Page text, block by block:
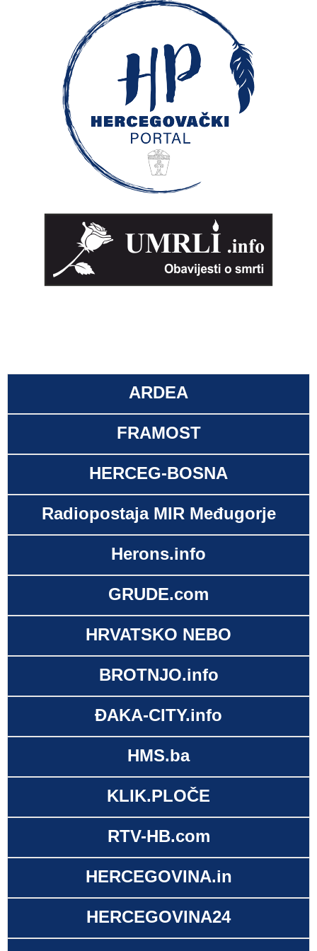
ARDEA
FRAMOST
HERCEG-BOSNA
Radiopostaja MIR Međugorje
Herons.info
GRUDE.com
HRVATSKO NEBO
BROTNJO.info
ĐAKA-CITY.info
HMS.ba
KLIK.PLOČE
RTV-HB.com
HERCEGOVINA.in
HERCEGOVINA24